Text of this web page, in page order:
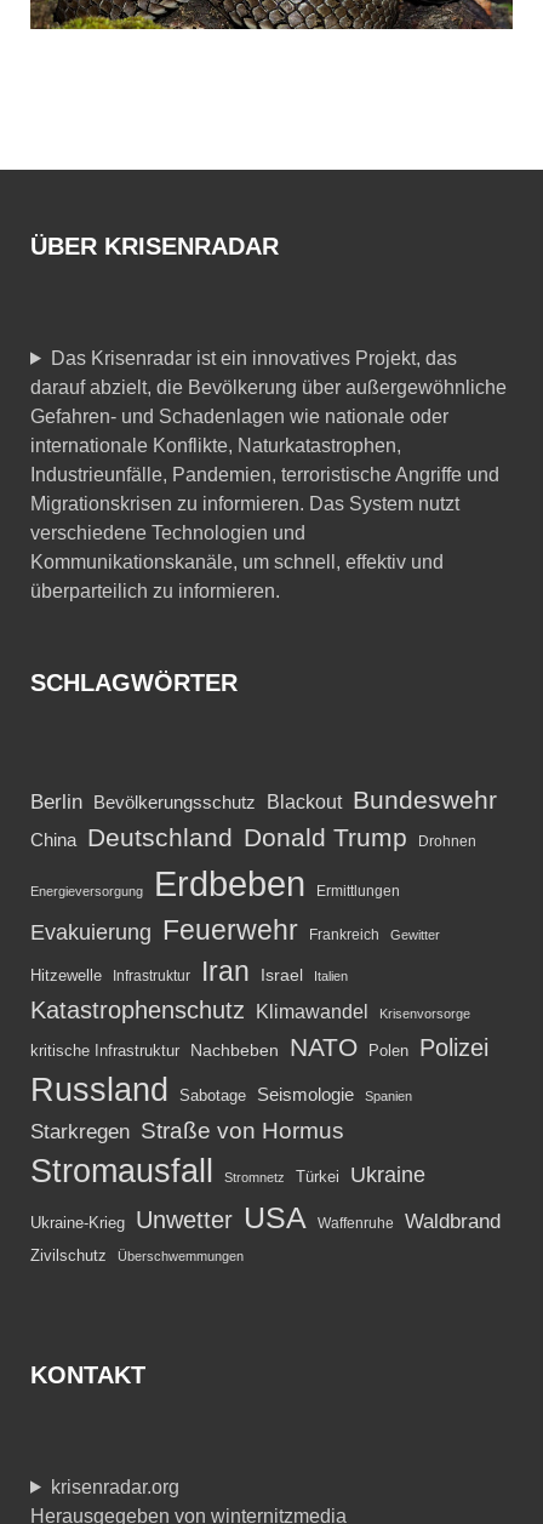
ÜBER KRISENRADAR
Das Krisenradar ist ein innovatives Projekt, das
darauf abzielt, die Bevölkerung über außergewöhnliche
Gefahren- und Schadenlagen wie nationale oder
internationale Konflikte, Naturkatastrophen,
Industrieunfälle, Pandemien, terroristische Angriffe und
Migrationskrisen zu informieren. Das System nutzt
verschiedene Technologien und
Kommunikationskanäle, um schnell, effektiv und
überparteilich zu informieren.
SCHLAGWÖRTER
Berlin Bevölkerungsschutz Blackout Bundeswehr
China Deutschland Donald Trump Drohnen
Energieversorgung Erdbeben Ermittlungen
Evakuierung Feuerwehr Frankreich Gewitter
Hitzewelle Infrastruktur Iran Israel Italien
Katastrophenschutz Klimawandel Krisenvorsorge
kritische Infrastruktur Nachbeben NATO Polen Polizei
Russland Sabotage Seismologie Spanien
Starkregen Straße von Hormus
Stromausfall Stromnetz Türkei Ukraine
Ukraine-Krieg Unwetter USA Waffenruhe Waldbrand
Zivilschutz Überschwemmungen
KONTAKT
krisenradar.org
Herausgegeben von winternitzmedia